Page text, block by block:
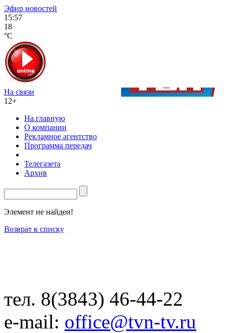
Эфир новостей
15:57
18
°C
На связи
12+
На главную
О компании
Рекламное агентство
Программа передач
Телегазета
Архив
Элемент не найден!
Возврат к списку
тел. 8(3843) 46-44-22
e-mail: office@tvn-tv.ru